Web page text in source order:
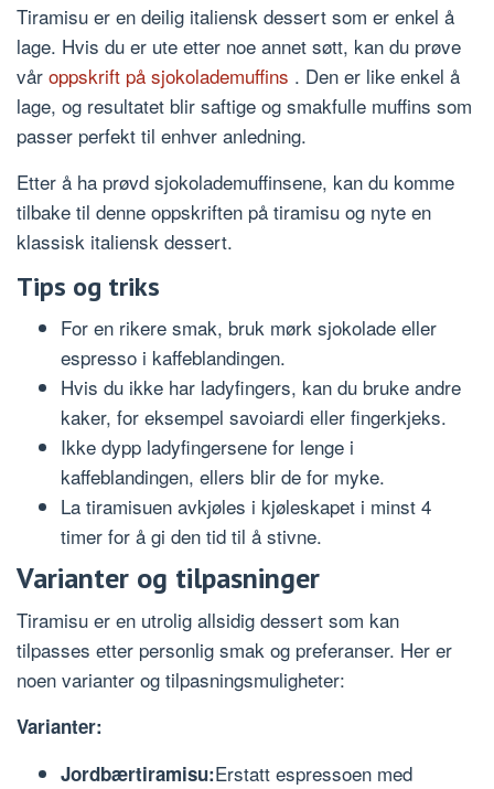
Tiramisu er en deilig italiensk dessert som er enkel å
lage. Hvis du er ute etter noe annet søtt, kan du prøve
vår oppskrift på sjokolademuffins . Den er like enkel å
lage, og resultatet blir saftige og smakfulle muffins som
passer perfekt til enhver anledning.
Etter å ha prøvd sjokolademuffinsene, kan du komme
tilbake til denne oppskriften på tiramisu og nyte en
klassisk italiensk dessert.
Tips og triks
For en rikere smak, bruk mørk sjokolade eller
espresso i kaffeblandingen.
Hvis du ikke har ladyfingers, kan du bruke andre
kaker, for eksempel savoiardi eller fingerkjeks.
Ikke dypp ladyfingersene for lenge i
kaffeblandingen, ellers blir de for myke.
La tiramisuen avkjøles i kjøleskapet i minst 4
timer for å gi den tid til å stivne.
Varianter og tilpasninger
Tiramisu er en utrolig allsidig dessert som kan
tilpasses etter personlig smak og preferanser. Her er
noen varianter og tilpasningsmuligheter:
Varianter:
Jordbærtiramisu:Erstatt espressoen med